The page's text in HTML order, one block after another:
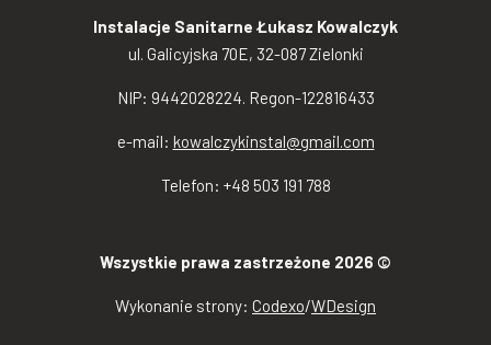
Instalacje Sanitarne Łukasz Kowalczyk
ul. Galicyjska 70E, 32-087 Zielonki
NIP: 9442028224. Regon-122816433
e-mail: kowalczykinstal@gmail.com
Telefon: +48 503 191 788
Wszystkie prawa zastrzeżone 2026 ©
Wykonanie strony: Codexo/WDesign